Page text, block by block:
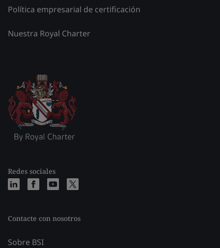
Política empresarial de certificación
Nuestra Royal Charter
Redes sociales
Contacte con nosotros
Sobre BSI